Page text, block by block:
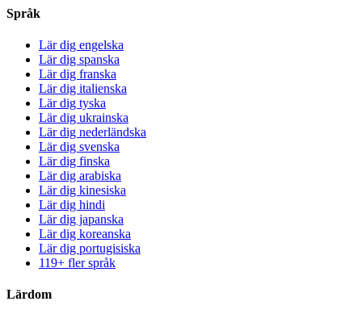
Språk
Lär dig engelska
Lär dig spanska
Lär dig franska
Lär dig italienska
Lär dig tyska
Lär dig ukrainska
Lär dig nederländska
Lär dig svenska
Lär dig finska
Lär dig arabiska
Lär dig kinesiska
Lär dig hindi
Lär dig japanska
Lär dig koreanska
Lär dig portugisiska
119+ fler språk
Lärdom